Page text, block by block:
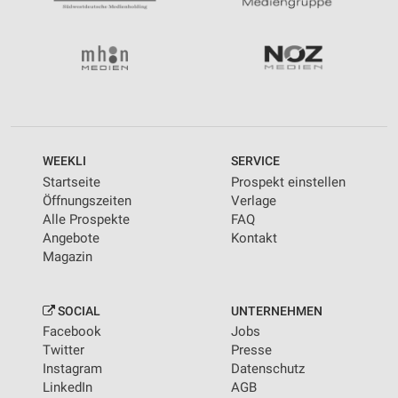
WEEKLI
Startseite
Öffnungszeiten
Alle Prospekte
Angebote
Magazin
SERVICE
Prospekt einstellen
Verlage
FAQ
Kontakt
SOCIAL
Facebook
Twitter
Instagram
LinkedIn
UNTERNEHMEN
Jobs
Presse
Datenschutz
AGB